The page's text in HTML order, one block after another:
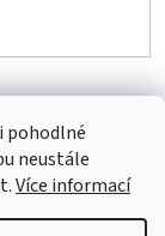
pohodlné
neustále
Více informací